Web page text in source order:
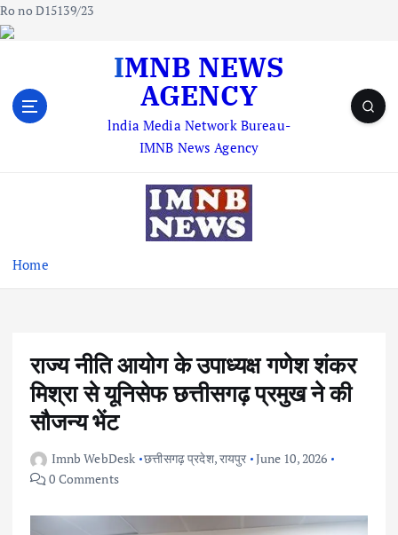
Ro no D15139/23
IMNB NEWS
AGENCY
lndia Media Network Bureau-
IMNB News Agency
Home
राज्य नीति आयोग के उपाध्यक्ष गणेश शंकर
मिश्रा से यूनिसेफ छत्तीसगढ़ प्रमुख ने की
सौजन्य भेंट
Imnb WebDesk छत्तीसगढ़ प्रदेश,रायपुर June 10, 2026
0 Comments